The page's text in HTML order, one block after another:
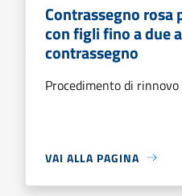
Contrassegno rosa
con figli fino a due
contrassegno
Procedimento di
VAI ALLA PAGINA